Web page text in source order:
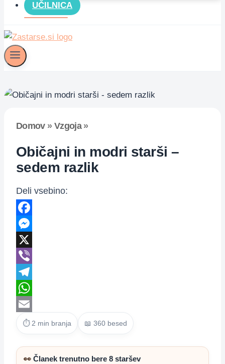
UČILNICA
Domov» Vzgoja»
Običajni in modri starši –
sedem razlik
Deli vsebino:
Facebook
Messenger
X
Viber
Telegram
WhatsApp
Email
⏱ 2 min branja 📖 360 besed
👀 Članek trenutno bere 8 staršev